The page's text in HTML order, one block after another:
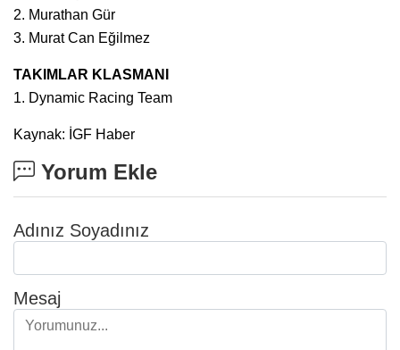
2. Murathan Gür
3. Murat Can Eğilmez
TAKIMLAR KLASMANI
1. Dynamic Racing Team
Kaynak: İGF Haber
Yorum Ekle
Adınız Soyadınız
Mesaj